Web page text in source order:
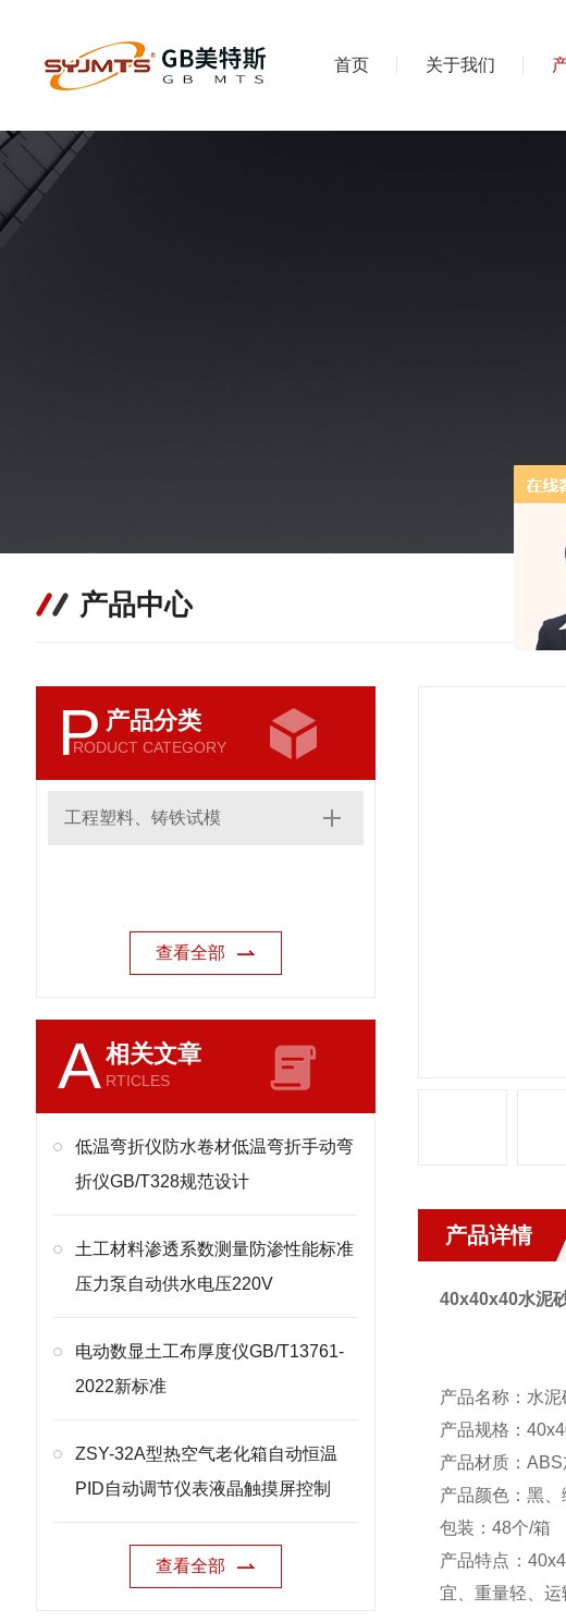
首页 关于我们
产品中心
P 产品分类
RODUCT CATEGORY
工程塑料、铸铁试模
查看全部
A相关文章
RTICLES
低温弯折仪防水卷材低温弯折手动弯
折仪GB/T328规范设计
土工材料渗透系数测量防渗性能标准
压力泵自动供水电压220V
电动数显土工布厚度仪GB/T13761-
2022新标准
ZSY-32A型热空气老化箱自动恒温
PID自动调节仪表液晶触摸屏控制
查看全部
产品详情
40x40x40水泥
产品名称：水
产品规格：
产品材质： ABS
产品颜色：黑、
包装： 48个/箱
产品特点：
宜、重量轻、